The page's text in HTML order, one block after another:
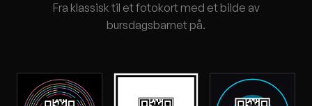
Fra klassisk til et fotokort med et bilde av
bursdagsbarnet på.